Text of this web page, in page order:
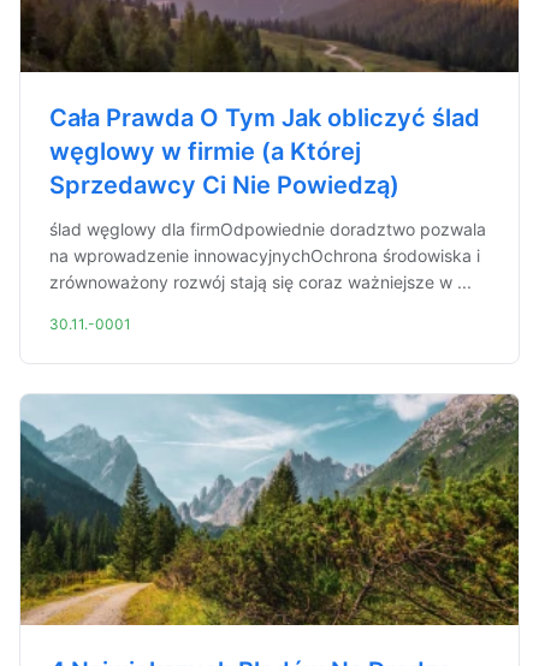
Cała Prawda O Tym Jak obliczyć ślad
węglowy w firmie (a Której
Sprzedawcy Ci Nie Powiedzą)
ślad węglowy dla firmOdpowiednie doradztwo pozwala
na wprowadzenie innowacyjnychOchrona środowiska i
zrównoważony rozwój stają się coraz ważniejsze w ...
30.11.-0001